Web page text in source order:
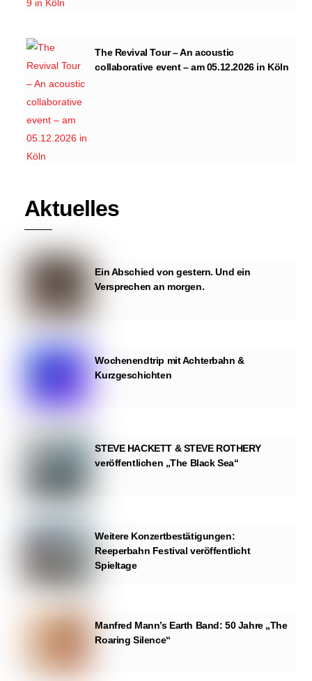
The Revival Tour – An acoustic
collaborative event – am 05.12.2026 in Köln
Aktuelles
Ein Abschied von gestern. Und ein
Versprechen an morgen.
Wochenendtrip mit Achterbahn &
Kurzgeschichten
STEVE HACKETT & STEVE ROTHERY
veröffentlichen „The Black Sea“
Weitere Konzertbestätigungen:
Reeperbahn Festival veröffentlicht
Spieltage
Manfred Mann’s Earth Band: 50 Jahre „The
Roaring Silence“